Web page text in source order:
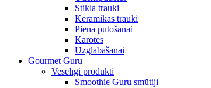
Stikla trauki
Keramikas trauki
Piena putošanai
Karotes
Uzglabāšanai
Gourmet Guru
Veselīgi produkti
Smoothie Guru smūtiji